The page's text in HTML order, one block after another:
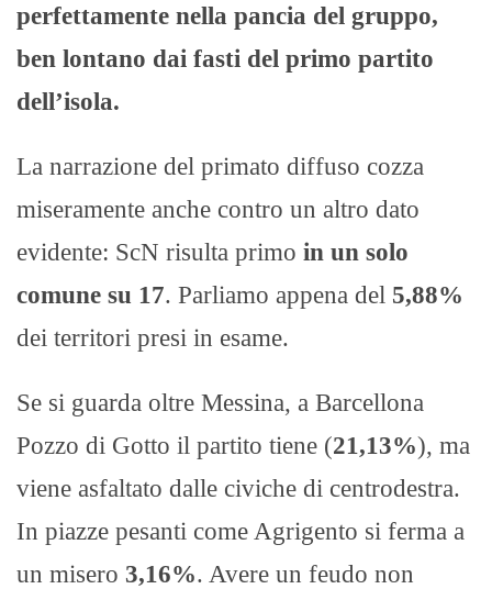
perfettamente nella pancia del gruppo,
ben lontano dai fasti del primo partito
dell’isola.
La narrazione del primato diffuso cozza
miseramente anche contro un altro dato
evidente: ScN risulta primo in un solo
comune su 17. Parliamo appena del 5,88%
dei territori presi in esame.
Se si guarda oltre Messina, a Barcellona
Pozzo di Gotto il partito tiene (21,13%), ma
viene asfaltato dalle civiche di centrodestra.
In piazze pesanti come Agrigento si ferma a
un misero 3,16%. Avere un feudo non